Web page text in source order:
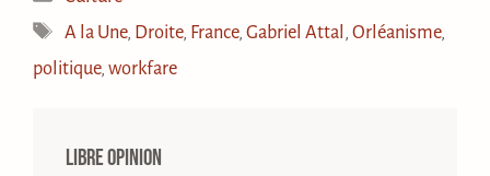
Étiquettes
A la Une, Droite, France,Gabriel Attal ,Orléanisme,
politique, workfare
Libre opinion